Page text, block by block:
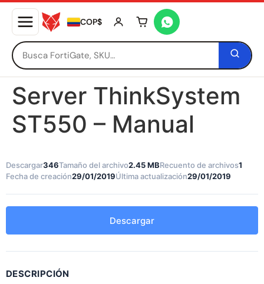
COP$ Tu carrito está vacío
Server ThinkSystem
ST550 – Manual
Descargar346Tamaño del archivo2.45 MBRecuento de archivos1
Fecha de creación29/01/2019Última actualización29/01/2019
Descargar
DESCRIPCIÓN